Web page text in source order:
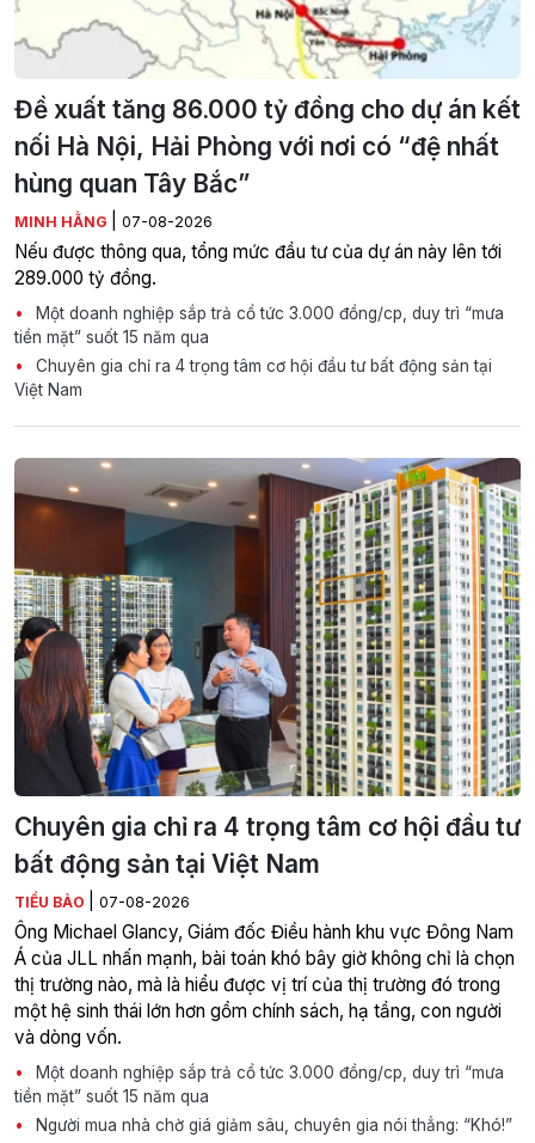
Đề xuất tăng 86.000 tỷ đồng cho dự án kết
nối Hà Nội, Hải Phòng với nơi có “đệ nhất
hùng quan Tây Bắc”
MINH HẰNG 07-08-2026
Nếu được thông qua, tổng mức đầu tư của dự án này lên tới
289.000 tỷ đồng.
Một doanh nghiệp sắp trả cổ tức 3.000 đồng/cp, duy trì “mưa
tiền mặt” suốt 15 năm qua
Chuyên gia chỉ ra 4 trọng tâm cơ hội đầu tư bất động sản tại
Việt Nam
Chuyên gia chỉ ra 4 trọng tâm cơ hội đầu tư
bất động sản tại Việt Nam
TIỂU BẢO 07-08-2026
Ông Michael Glancy, Giám đốc Điều hành khu vực Đông Nam
Á của JLL nhấn mạnh, bài toán khó bây giờ không chỉ là chọn
thị trường nào, mà là hiểu được vị trí của thị trường đó trong
một hệ sinh thái lớn hơn gồm chính sách, hạ tầng, con người
và dòng vốn.
Một doanh nghiệp sắp trả cổ tức 3.000 đồng/cp, duy trì “mưa
tiền mặt” suốt 15 năm qua
Người mua nhà chờ giá giảm sâu, chuyên gia nói thẳng: “Khó!”